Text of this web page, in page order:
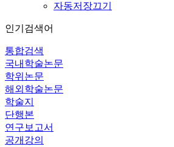
자동저장끄기
인기검색어
통합검색
국내학술논문
학위논문
해외학술논문
학술지
단행본
연구보고서
공개강의